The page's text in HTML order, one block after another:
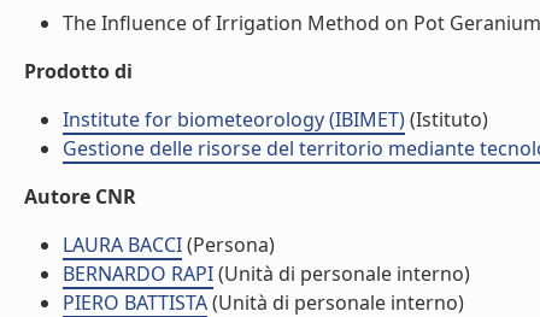
The Influence of Irrigation Method on Pot
Prodotto di
Institute for biometeorology (IBIMET)(Istituto)
Gestione delle risorse del territorio mediante
Autore CNR
LAURA BACCI(Persona)
BERNARDO RAPI(Unità di personale interno)
PIERO BATTISTA(Unità di personale interno)